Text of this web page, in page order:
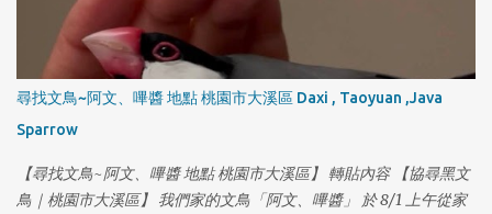
尋找文鳥~阿文、嗶醬 地點 桃園市大溪區 Daxi , Taoyuan ,Java
Sparrow
【尋找文鳥~阿文、嗶醬 地點 桃園市大溪區】 轉貼內容 【協尋黑文
鳥｜桃園市大溪區】 我們家的文鳥「阿文、嗶醬」 於 8/1 上午從家